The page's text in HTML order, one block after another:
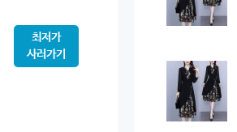
최저가
사러가기